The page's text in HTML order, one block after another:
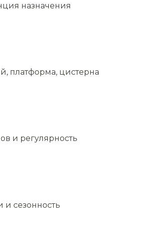
назначения
платформа, цистерна
и регулярность
и сезонность